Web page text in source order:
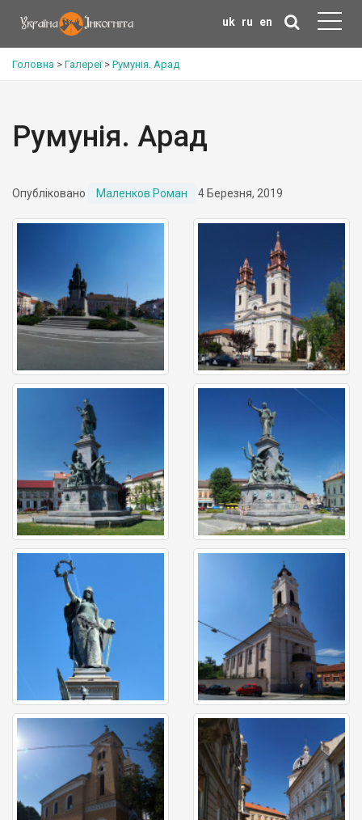
uk ru en
Головна > Галереї> Румунія. Арад
Румунія. Арад
Опубліковано Маленков Роман 4 Березня, 2019